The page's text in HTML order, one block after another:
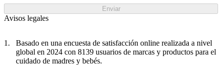
Enviar
Avisos legales
Basado en una encuesta de satisfacción online realizada a nivel
global en 2024 con 8139 usuarios de marcas y productos para el
cuidado de madres y bebés.